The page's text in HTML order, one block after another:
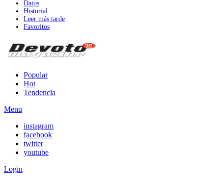
Datos
Historial
Leer más tarde
Favoritos
Popular
Hot
Tendencia
Menu
instagram
facebook
twitter
youtube
Login